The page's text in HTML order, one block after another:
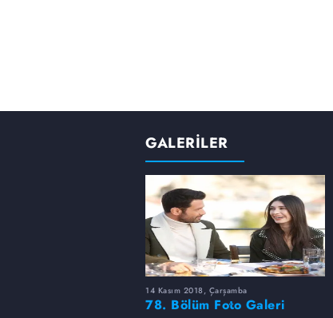
GALERİLER
14 Kasım 2018, Çarşamba
78. Bölüm Foto Galeri